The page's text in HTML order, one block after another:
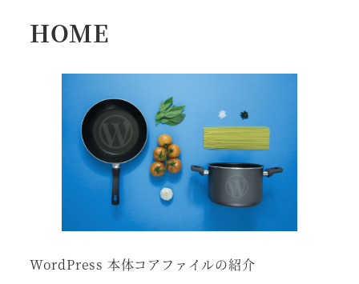
HOME
WordPress 本体コアファイルの紹介